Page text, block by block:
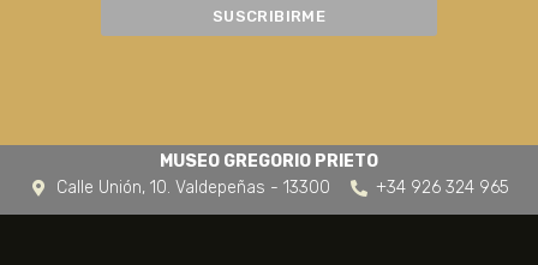
MUSEO GREGORIO PRIETO
Calle Unión, 10. Valdepeñas - 13300
+34 926 324 965